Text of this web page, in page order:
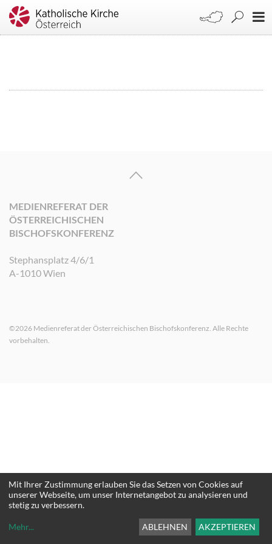
MEDIENREFERAT DER
ÖSTERREICHISCHEN
BISCHOFSKONFERENZ
Stephansplatz 4/6/1
A-1010 Wien
©2026 Medienreferat der Österreichischen Bischofskonferenz. Alle Rechte
vorbehalten.
Mit Ihrer Zustimmung erlauben Sie das Setzen von Cookies auf
unserer Webseite, um unser Internetangebot zu analysieren und
stetig zu verbessern.
Mehr... ABLEHNEN AKZEPTIEREN